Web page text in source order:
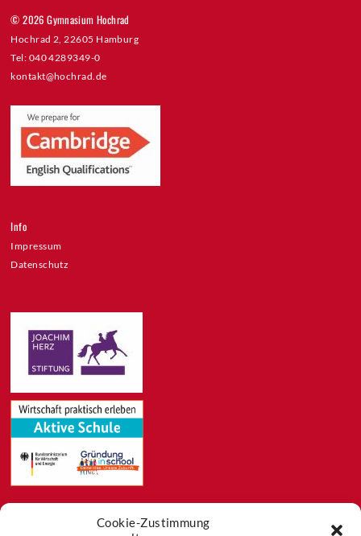
Cookie-Zustimmung
© 2026 Gymnasium Hochrad
Hochrad 2, 22605 Hamburg
Tel: 040 4289349-0
kontakt@hochrad.de
Info
Impressum
Datenschutz